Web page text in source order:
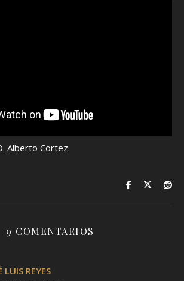
Alberto Cortez
9 COMENTARIOS
LUIS REYES